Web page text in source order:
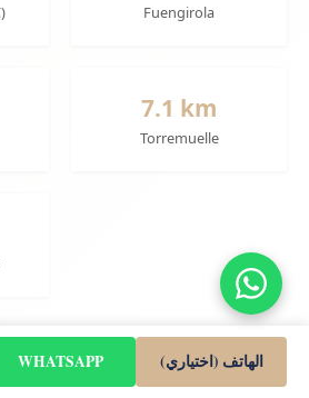
Fuengirola
7.1 km
Torremuelle
WHATSAPP الهاتف (اختياري)